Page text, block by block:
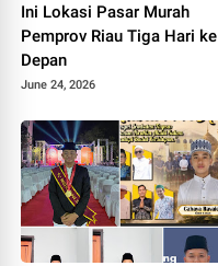
Ini Lokasi Pasar Murah
Pemprov Riau Tiga Hari ke
Depan
June 24, 2026